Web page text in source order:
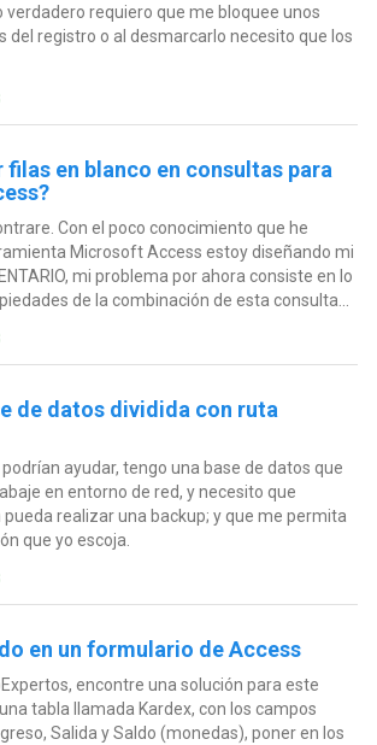
verdadero requiero que me bloquee unos
del registro o al desmarcarlo necesito que los
filas en blanco en consultas para
Con el poco conocimiento que he
Microsoft Access estoy diseñando mi
mi problema por ahora consiste en lo
de la combinación de esta consulta...
de datos dividida con ruta
ayudar, tengo una base de datos que
en entorno de red, y necesito que
realizar una backup; y que me permita
que yo escoja.
en un formulario de Access
encontre una solución para este
tabla llamada Kardex, con los campos
Salida y Saldo (monedas), poner en los